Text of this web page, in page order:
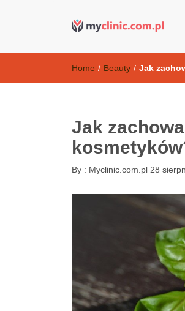
Home / Beauty / Jak
Jak
By : Myclinic.com.pl 28